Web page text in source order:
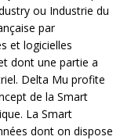
ou Industrie du
par
et logicielles
dont une partie a
Delta Mu profite
de la Smart
La Smart
dont on dispose